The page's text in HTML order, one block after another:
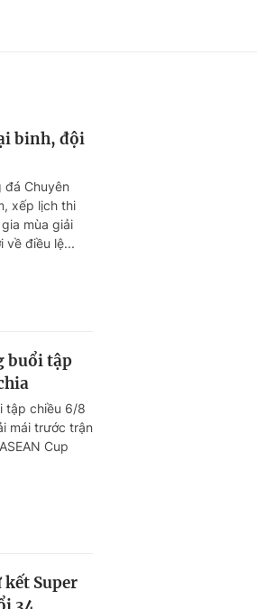
binh, đội
đá Chuyên
xếp lịch thi
mùa giải
về điều lệ...
buổi tập
tập chiều 6/8
mái trước trận
Cup
Super